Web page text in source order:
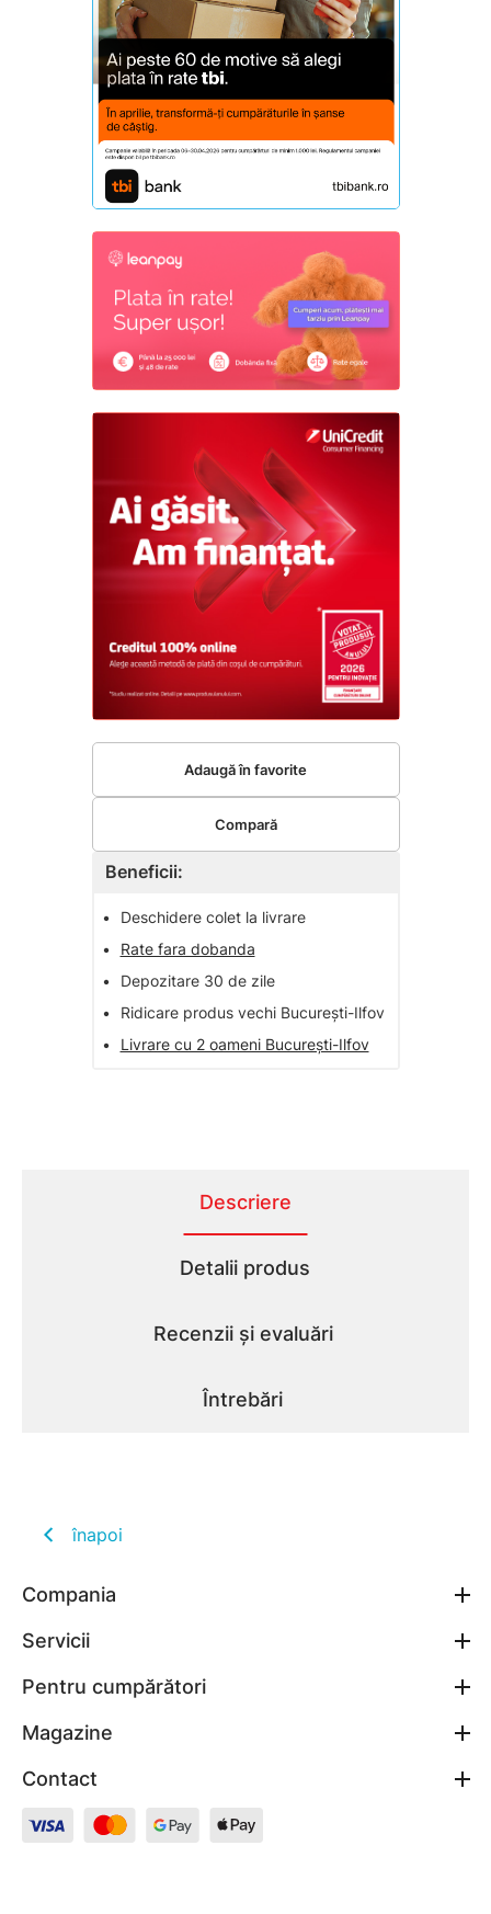
Beneficii:
•
Deschidere colet la livrare
•
Rate fara dobanda
•
Depozitare 30 de zile
•
Ridicare produs vechi București-Ilfov
•
Livrare cu 2 oameni București-Ilfov
Adaugă în favorite
Compară
Descriere
Detalii produs
Recenzii și evaluări
Întrebări
înapoi
Compania
Servicii
Pentru cumpărători
Magazine
Contact